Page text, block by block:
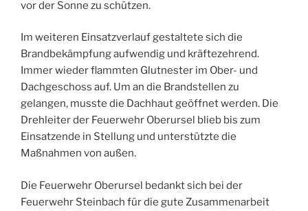
vor der Sonne zu schützen.
Im weiteren Einsatzverlauf gestaltete sich die
Brandbekämpfung aufwendig und kräftezehrend.
Immer wieder flammten Glutnester im Ober- und
Dachgeschoss auf. Um an die Brandstellen zu
gelangen, musste die Dachhaut geöffnet werden. Die
Drehleiter der Feuerwehr Oberursel blieb bis zum
Einsatzende in Stellung und unterstützte die
Maßnahmen von außen.
Die Feuerwehr Oberursel bedankt sich bei der
Feuerwehr Steinbach für die gute Zusammenarbeit